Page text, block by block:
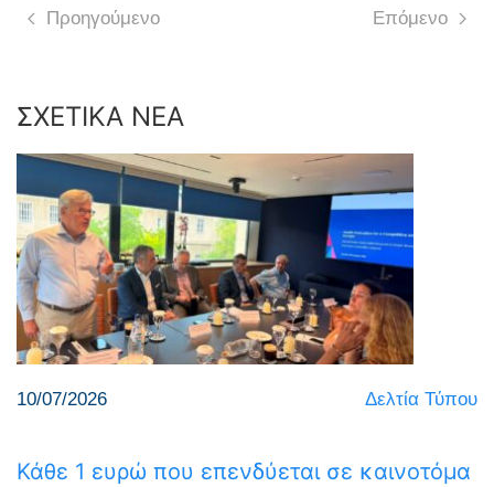
Προηγούμενο Επόμενο
ΣΧΕΤΙΚΑ ΝΕΑ
10/07/2026 Δελτία Τύπου
Κάθε 1 ευρώ που επενδύεται σε καινοτόμα